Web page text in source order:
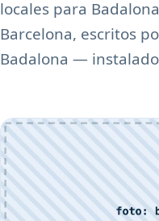
locales para
Barcelona, escritos
Badalona —